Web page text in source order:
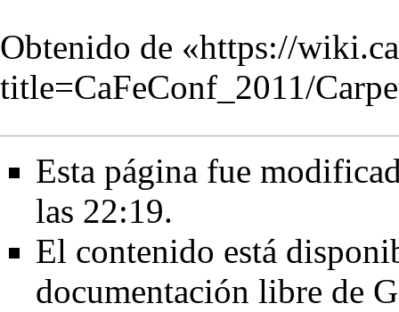
Obtenido de «https://
title=CaFeConf_2011/
Esta página fue
las 22:19.
El contenido está
documentación libre de